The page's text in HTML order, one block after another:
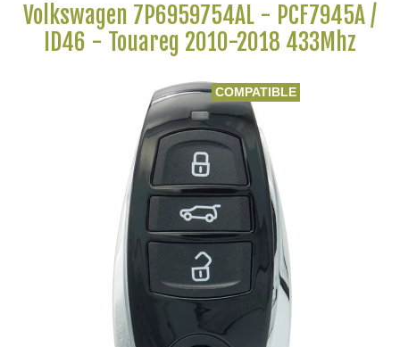
Volkswagen 7P6959754AL - PCF7945A /
ID46 - Touareg 2010-2018 433Mhz
COMPATIBLE